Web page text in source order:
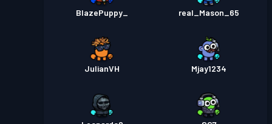
BlazePuppy_ real_Mason_65
JulianVH Mjay1234